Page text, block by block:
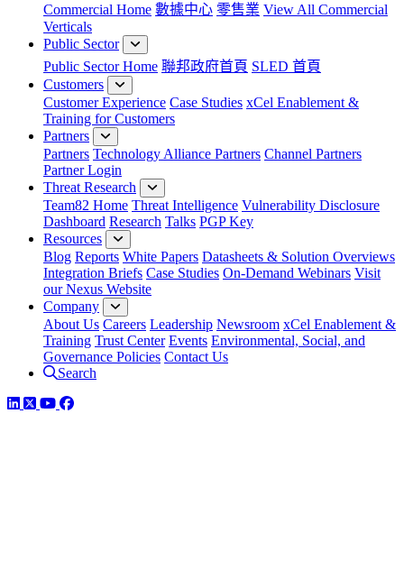
Commercial Home 數據中心 零售業 View All Commercial
Verticals
Public Sector
Public Sector Home 聯邦政府首頁 SLED 首頁
Customers
Customer Experience Case Studies xCel Enablement &
Training for Customers
Partners
Partners Technology Alliance Partners Channel Partners
Partner Login
Threat Research
Team82 Home Threat Intelligence Vulnerability Disclosure
Dashboard Research Talks PGP Key
Resources
Blog Reports White Papers Datasheets & Solution Overviews
Integration Briefs Case Studies On-Demand Webinars Visit
our Nexus Website
Company
About Us Careers Leadership Newsroom xCel Enablement &
Training Trust Center Events Environmental, Social, and
Governance Policies Contact Us
Search
LinkedIn
TwitterYouTube
Facebook